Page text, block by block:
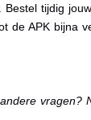
Bestel tijdig
de APK bijna
vragen?